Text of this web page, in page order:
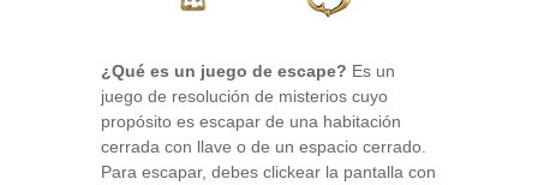
¿Qué es un juego de escape? Es un
juego de resolución de misterios cuyo
propósito es escapar de una habitación
cerrada con llave o de un espacio cerrado.
Para escapar, debes clickear la pantalla con